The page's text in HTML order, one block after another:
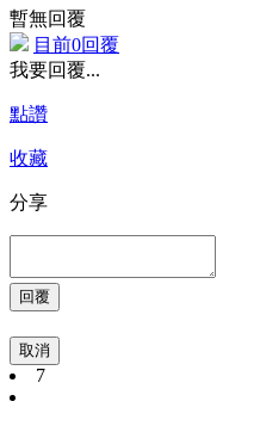
暫無回覆
目前0回覆
我要回覆...
點讚
收藏
分享
取消
7